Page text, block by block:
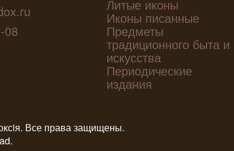
08
Литые иконы
Иконы писанные
Предметы
традиционного быта и
искусства
Периодические
издания
Все права защищены.
.